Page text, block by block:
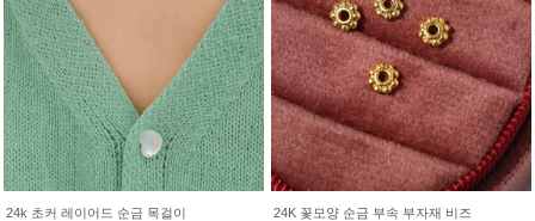
24k 초커 레이어드 순금 목걸이 24K 꽃모양 순금 부속 부자재 비즈